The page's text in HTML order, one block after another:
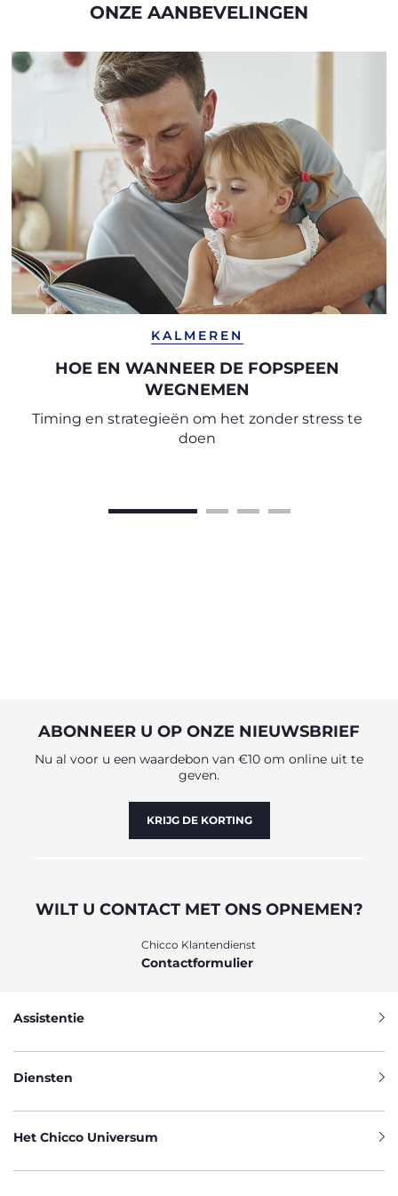
ONZE AANBEVELINGEN
KALMEREN
HOE EN WANNEER DE FOPSPEEN
WEGNEMEN
Timing en strategieën om het zonder stress te
doen
ABONNEER U OP ONZE NIEUWSBRIEF
Nu al voor u een waardebon van €10 om online uit te
geven.
KRIJG DE KORTING
WILT U CONTACT MET ONS OPNEMEN?
Chicco Klantendienst
Contactformulier
Assistentie
Diensten
Het Chicco Universum